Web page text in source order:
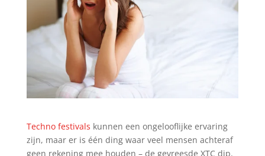
Techno festivals kunnen een ongelooflijke ervaring
zijn, maar er is één ding waar veel mensen achteraf
geen rekening mee houden – de gevreesde XTC dip.